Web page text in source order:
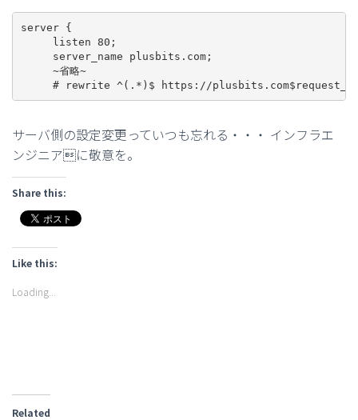
server {
     listen 80;
     server_name plusbits.com;
     ~省略~
# rewrite ^(.*)$ https://
サーバ側の設定変更っていつも忘れる・・・ インフラエ
ンジニアに敬意を。
Share this:
Like this:
Loading...
Related